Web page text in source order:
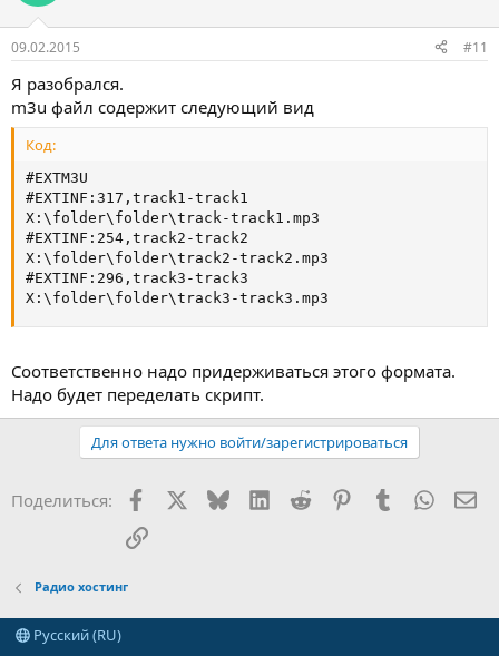
09.02.2015 #11
Я разобрался.
m3u файл содержит следующий вид
Код:
#EXTM3U
#EXTINF:317,track1-track1
X:\folder\folder\track-track1.mp3
#EXTINF:254,track2-track2
X:\folder\folder\track2-track2.mp3
#EXTINF:296,track3-track3
X:\folder\folder\track3-track3.mp3
Соответственно надо придерживаться этого формата.
Надо будет переделать скрипт.
Для ответа нужно войти/зарегистрироваться
Поделиться: Facebook BlueskyLinkedIn
Reddit PinterestTumblr
Ссылка
Радио хостинг
Русский (RU)